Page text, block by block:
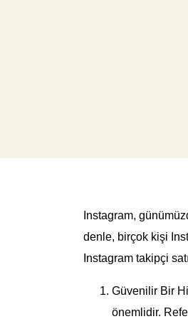
Instagram,
denle, birçok kişi
Instagram takipçi
Güvenilir Bir
önemlidir.